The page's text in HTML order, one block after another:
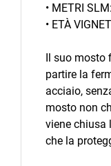
• METRI
• ETÀ
Il suo mosto
partire la
acciaio,
mosto non
viene chiusa
che la